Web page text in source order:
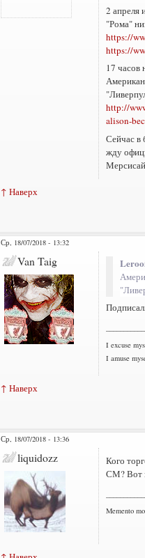
2 апреля
"Рома"
https://
https://
17 часов
http://
alison-
Сейчас в
жду
↑ Наверх
Ср, 18/07/2018 - 13:32
Van Taig
I excuse
I amuse
↑ Наверх
Ср, 18/07/2018 - 13:36
liquidozz
Кого
СМ? Вот
Memento